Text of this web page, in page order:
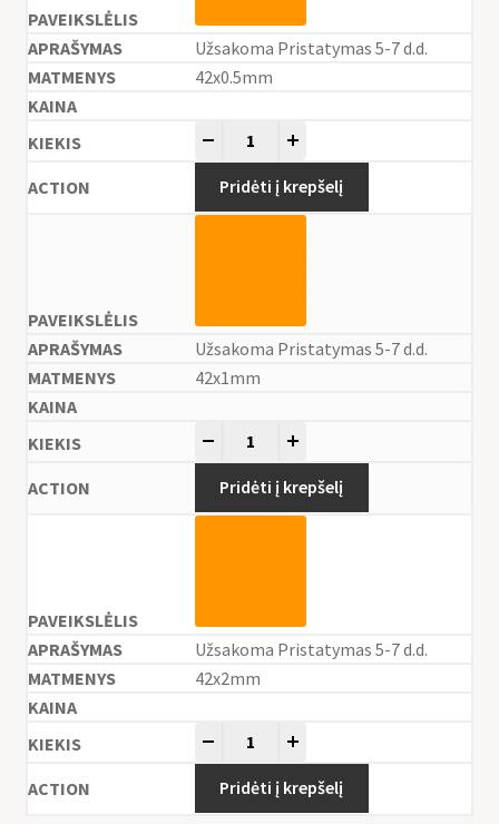
Užsakoma Pristatymas 5-7 d.d.
42x0.5mm
Pridėti į krepšelį
Užsakoma Pristatymas 5-7 d.d.
42x1mm
Pridėti į krepšelį
Užsakoma Pristatymas 5-7 d.d.
42x2mm
Pridėti į krepšelį